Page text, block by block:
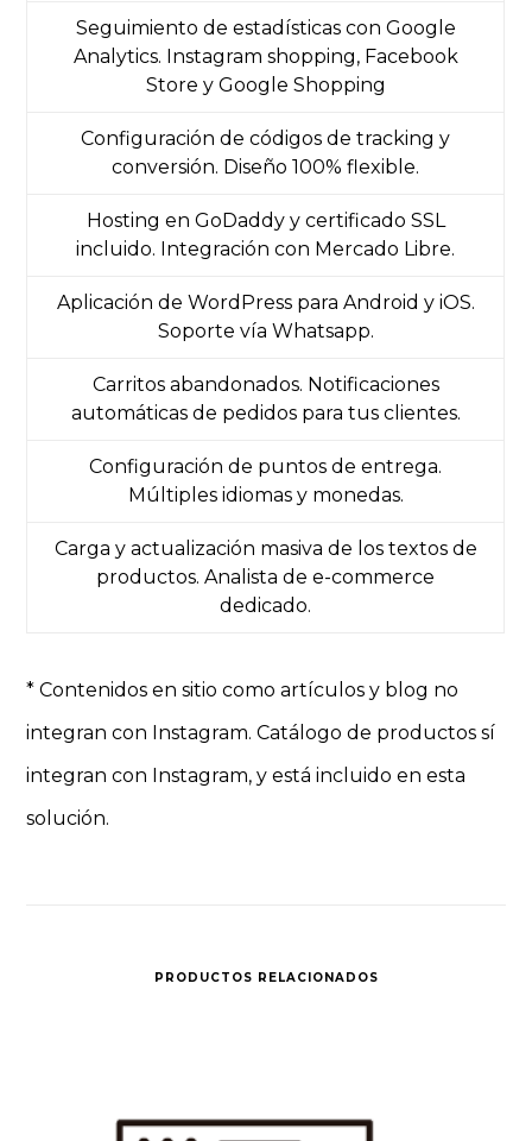
Seguimiento de estadísticas con Google
Analytics. Instagram shopping, Facebook
Store y Google Shopping
Configuración de códigos de tracking y
conversión. Diseño 100% flexible.
Hosting en GoDaddy y certificado SSL
incluido. Integración con Mercado Libre.
Aplicación de WordPress para Android y iOS.
Soporte vía Whatsapp.
Carritos abandonados. Notificaciones
automáticas de pedidos para tus clientes.
Configuración de puntos de entrega.
Múltiples idiomas y monedas.
Carga y actualización masiva de los textos de
productos. Analista de e-commerce
dedicado.
* Contenidos en sitio como artículos y blog no
integran con Instagram. Catálogo de productos sí
integran con Instagram, y está incluido en esta
solución.
PRODUCTOS RELACIONADOS